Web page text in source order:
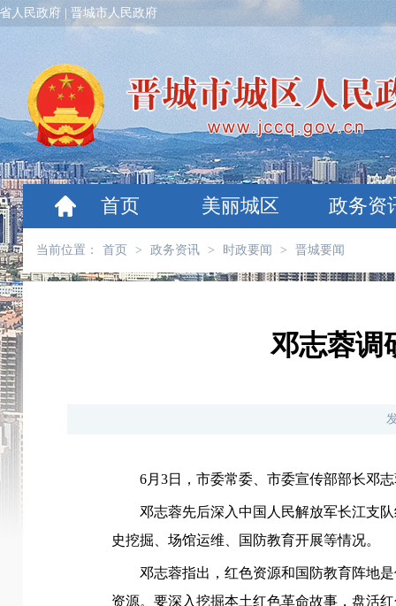
人民政府 晋城市人民政府
首页 美丽城区 政务资
当前位置： 首页 > 政务资讯 > 时政要闻 > 晋城要闻
邓志蓉调
6月3日，市委常委、市委宣传部部长邓
邓志蓉先后深入中国人民解放军长江支
史挖掘、场馆运维、国防教育开展等情况。
邓志蓉指出，红色资源和国防教育阵地
资源。要深入挖掘本土红色革命故事，盘活